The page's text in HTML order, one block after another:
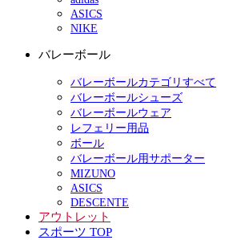
ASICS
NIKE
バレーボール
バレーボールカテゴリすべて
バレーボールシューズ
バレーボールウェア
レフェリー用品
ボール
バレーボール用サポーター
MIZUNO
ASICS
DESCENTE
アウトレット
スポーツ TOP